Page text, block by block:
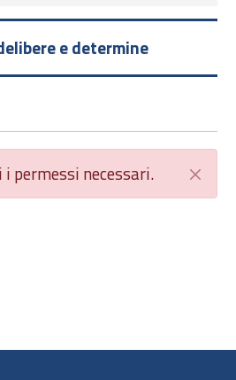
e determine
Chiudi
i permessi necessari.